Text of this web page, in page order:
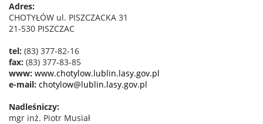
Adres:
CHOTYŁÓW ul. PISZCZACKA 31
21-530 PISZCZAC
tel: (83) 377-82-16
fax: (83) 377-83-85
www: www.chotylow.lublin.lasy.gov.pl
e-mail: chotylow@lublin.lasy.gov.pl
Nadleśniczy:
mgr inż. Piotr Musiał